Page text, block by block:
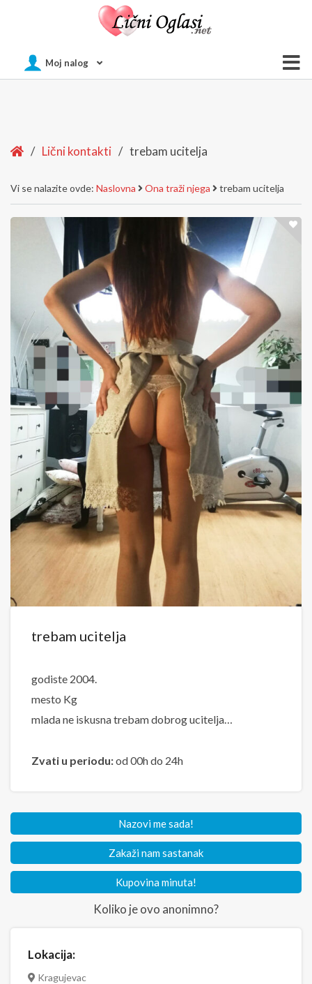
Moj nalog
Home
/ Lični kontakti / trebam ucitelja
Vi se nalazite ovde: Naslovna Ona traži njega trebam ucitelja
trebam ucitelja
godiste 2004.
mesto Kg
mlada ne iskusna trebam dobrog ucitelja…
Zvati u periodu:od 00h do 24h
Nazovi me sada!
Zakaži nam sastanak
Kupovina minuta!
Koliko je ovo anonimno?
Lokacija:
Kragujevac